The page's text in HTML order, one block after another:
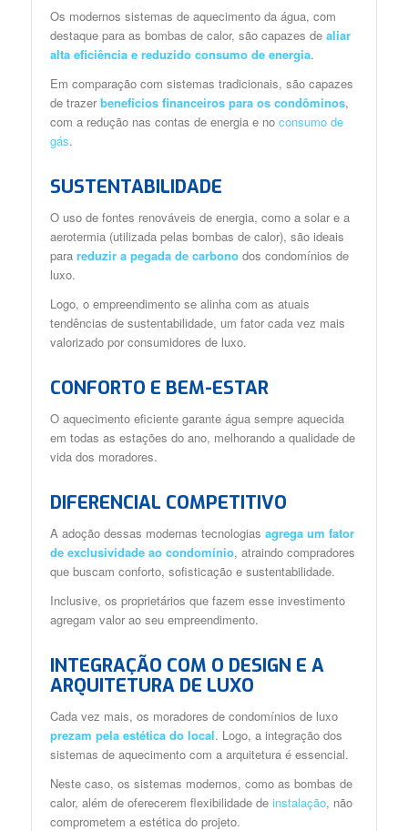
Os modernos sistemas de aquecimento da água, com
destaque para as bombas de calor, são capazes de aliar
alta eficiência e reduzido consumo de energia.
Em comparação com sistemas tradicionais, são capazes
de trazer benefícios financeiros para os condôminos,
com a redução nas contas de energia e no consumo de
gás.
SUSTENTABILIDADE
O uso de fontes renováveis de energia, como a solar e a
aerotermia (utilizada pelas bombas de calor), são ideais
para reduzir a pegada de carbonodos condomínios de
luxo.
Logo, o empreendimento se alinha com as atuais
tendências de sustentabilidade, um fator cada vez mais
valorizado por consumidores de luxo.
CONFORTO E BEM-ESTAR
O aquecimento eficiente garante água sempre aquecida
em todas as estações do ano, melhorando a qualidade de
vida dos moradores.
DIFERENCIAL COMPETITIVO
A adoção dessas modernas tecnologias agrega um fator
de exclusividade ao condomínio, atraindo compradores
que buscam conforto, sofisticação e sustentabilidade.
Inclusive, os proprietários que fazem esse investimento
agregam valor ao seu empreendimento.
INTEGRAÇÃO COM O DESIGN E A
ARQUITETURA DE LUXO
Cada vez mais, os moradores de condomínios de luxo
prezam pela estética do local. Logo, a integração dos
sistemas de aquecimento com a arquitetura é essencial.
Neste caso, os sistemas modernos, como as bombas de
calor, além de oferecerem flexibilidade de instalação, não
comprometem a estética do projeto.